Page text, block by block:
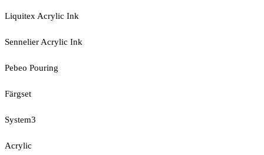
Liquitex Acrylic Ink
Sennelier Acrylic Ink
Pebeo Pouring
Färgset
System3
Acrylic